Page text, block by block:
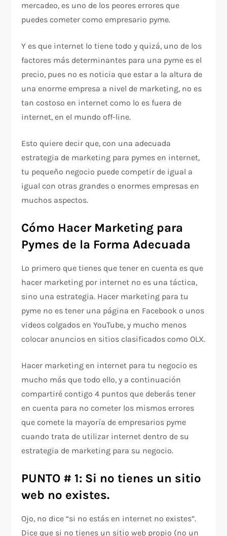
mercadeo, es uno de los peores errores que
puedes cometer como empresario pyme.
Y es que internet lo tiene todo y quizá, uno de los
factores más determinantes para una pyme es el
precio, pues no es noticia que estar a la altura de
una enorme empresa a nivel de marketing, no es
tan costoso en internet como lo es fuera de
internet, en el mundo off-line.
Esto quiere decir que, con una adecuada
estrategia de marketing para pymes en internet,
tu pequeño negocio puede competir de igual a
igual con otras grandes o enormes empresas en
muchos aspectos.
Cómo Hacer Marketing para
Pymes de la Forma Adecuada
Lo primero que tienes que tener en cuenta es que
hacer marketing por internet no es una táctica,
sino una estrategia. Hacer marketing para tu
pyme no es tener una página en Facebook o unos
videos colgados en YouTube, y mucho menos
colocar anuncios en sitios clasificados como OLX.
Hacer marketing en internet para tu negocio es
mucho más que todo ello, y a continuación
compartiré contigo 4 puntos que deberás tener
en cuenta para no cometer los mismos errores
que comete la mayoría de empresarios pyme
cuando trata de utilizar internet dentro de su
estrategia de marketing para su negocio.
PUNTO # 1: Si no tienes un sitio
web no existes.
Ojo, no dice “si no estás en internet no existes”.
Dice que si no tienes un sitio web propio (no un